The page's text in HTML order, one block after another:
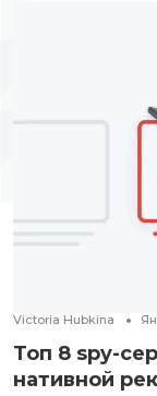
Victoria Hubkina
Топ 8 spy-
нативной